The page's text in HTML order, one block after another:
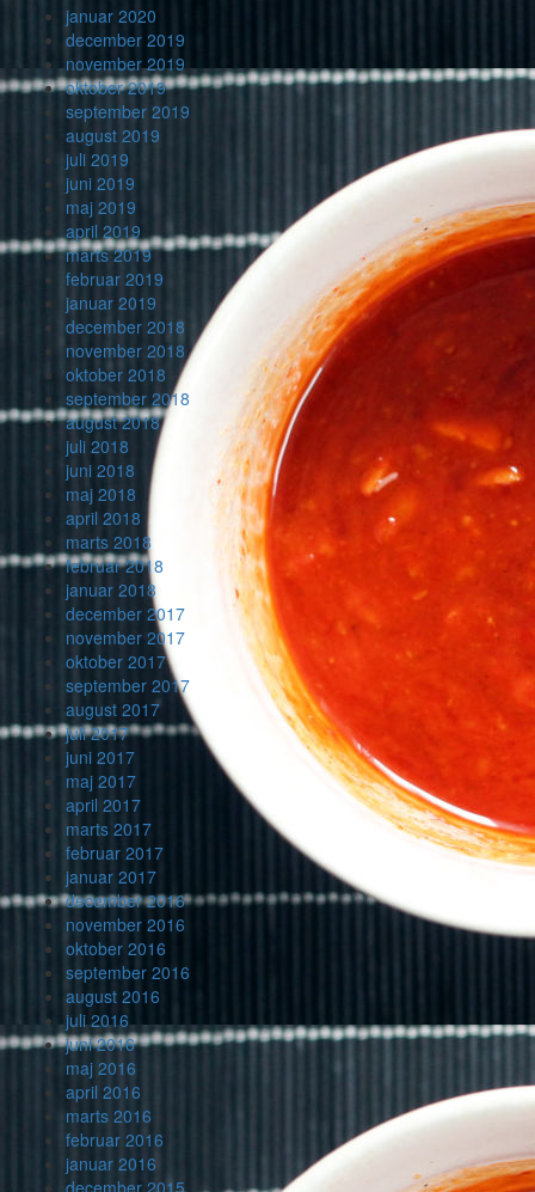
januar 2020
december 2019
november 2019
oktober 2019
september 2019
august 2019
juli 2019
juni 2019
maj 2019
april 2019
marts 2019
februar 2019
januar 2019
december 2018
november 2018
oktober 2018
september 2018
august 2018
juli 2018
juni 2018
maj 2018
april 2018
marts 2018
februar 2018
januar 2018
december 2017
november 2017
oktober 2017
september 2017
august 2017
juli 2017
juni 2017
maj 2017
april 2017
marts 2017
februar 2017
januar 2017
december 2016
november 2016
oktober 2016
september 2016
august 2016
juli 2016
juni 2016
maj 2016
april 2016
marts 2016
februar 2016
januar 2016
december 2015